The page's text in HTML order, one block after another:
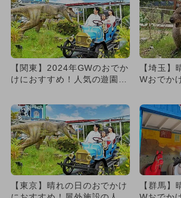
【関東】2024年GWのおでか
けにおすすめ！人気の遊園地
【埼玉
Wおでか
【東京】晴れの日のおでかけ
【群馬